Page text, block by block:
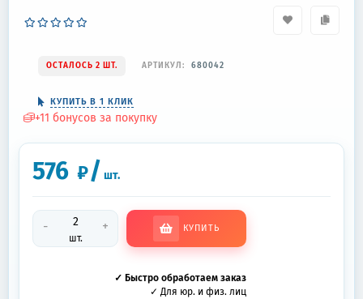
ОСТАЛОСЬ 2 ШТ. АРТИКУЛ: 680042
КУПИТЬ В 1 КЛИК
+11 бонусов за покупку
576 ₽/ шт.
-
шт.
+ КУПИТЬ
✓ Быстро обработаем заказ
✓ Для юр. и физ. лиц